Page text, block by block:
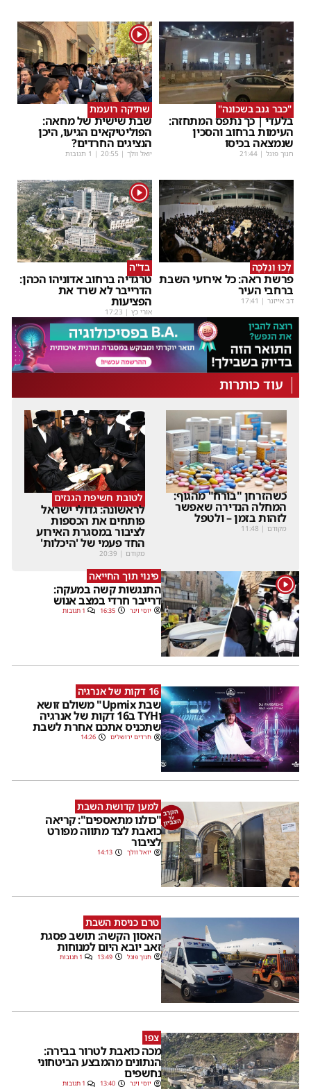
"כבר גנב בשכונה"
בלעדי | כך נתפס המתחזה:
העימות ברחוב והסכין
שנמצאה בכיסו
חנוך פוגל |
21:44
1
שתיקה רועמת
שבת שישית של מחאה:
הפוליטיקאים הגיעו, היכן
הנציגים החרדים?
יואל וולך |
20:55 | 1 תגובות
לְכוּ וְנֵלְכָה
פרשת ראה: כל אירועי השבת
ברחבי העיר
דב אייזנר |
17:41
1
בד"ה
טרגדיה ברחוב אדוניהו הכהן:
הדרייבר לא שרד את
הפציעות
אורי כץ |
17:23
עוד כותרות
כשהזרחן "בורח" מהגוף:
המחלה הנדירה שאפשר
לזהות בזמן – ולטפל
מקודם |
11:48
לטובת חשיפת הגנזים
לראשונה: גדולי ישראל
פותחים את הכספות
לציבור במסגרת האירוע
החד פעמי של 'היכלות'
מקודם |
20:39
1 פינוי תוך החייאה
התנגשות קשה במעקה:
דרייבר חרדי במצב אנוש
יוסי וינר 16:35 1 תגובות
16 דקות של אנרגיה
שבת Upmix" משולם זושא
וTYH ב16 דקות של אנרגיה
שתכניס אתכם אחרת לשבת
חרדים ירושלים 14:26
למען קדושת השבת
"כולנו מתאספים": קריאה
כואבת לצד מתווה מפורט
לציבור
יואל וולך 14:13
טרם כניסת השבת
האסון הקשה: תושב פסגת
זאב יובא היום למנוחות
חנוך פוגל 13:49 1 תגובות
צפו
מכה כואבת לטרור בבירה:
הנתונים מהמבצע הביטחוני
נחשפים
יוסי וינר 13:40 1 תגובות